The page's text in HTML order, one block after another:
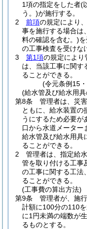
1項の指定をした者(
う。)が施行する。
2
前項の規定により
事を施行する場合は
料の確認を含む。)
の工事検査を受けな
3
第1項の規定により
は、当該工事に関す
ることができる。
(令元条例15
(給水管及び給水用
第8条
管理者は、災
ともに、給水装置の
うにするため必要が
口から水道メーター
給水管及び給水用具
ることができる。
2
管理者は、指定給
管を取り付ける工事
の工事に関する工法
ることができる。
(工事費の算出方法)
第9条
管理者が、施
計額に100分の110を
に1円未満の端数が
るものとする。